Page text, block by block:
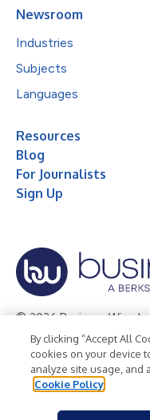
Newsroom
Industries
Subjects
Languages
Resources
Blog
For Journalists
Sign Up
© 2026 Business Wire,
Privacy Policy Cookie
Terms of Use
Legal
By clicking “Accept All
cookies on your device
analyze site usage, and
Cookie Policy